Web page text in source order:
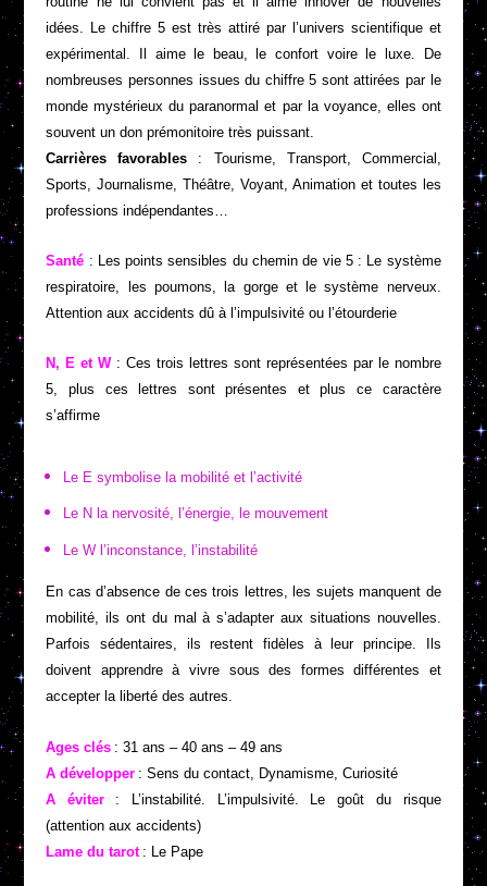
idées. Le chiffre 5 est très attiré par l’univers scientifique et
expérimental. Il aime le beau, le confort voire le luxe. De
nombreuses personnes issues du chiffre 5 sont attirées par le
monde mystérieux du paranormal et par la voyance, elles ont
souvent un don prémonitoire très puissant.
Carrières favorables : Tourisme, Transport, Commercial,
Sports, Journalisme, Théâtre, Voyant, Animation et toutes les
professions indépendantes…
Santé : Les points sensibles du chemin de vie 5 : Le système
respiratoire, les poumons, la gorge et le système nerveux.
Attention aux accidents dû à l’impulsivité ou l’étourderie
N, E et W : Ces trois lettres sont représentées par le nombre
5, plus ces lettres sont présentes et plus ce caractère
s’affirme
Le E symbolise la mobilité et l’activité
Le N la nervosité, l’énergie, le mouvement
Le W l’inconstance, l’instabilité
En cas d’absence de ces trois lettres, les sujets manquent de
mobilité, ils ont du mal à s’adapter aux situations nouvelles.
Parfois sédentaires, ils restent fidèles à leur principe. Ils
doivent apprendre à vivre sous des formes différentes et
accepter la liberté des autres.
Ages clés : 31 ans – 40 ans – 49 ans
A développer : Sens du contact, Dynamisme, Curiosité
A éviter
: L’instabilité. L’impulsivité. Le goût du risque
(attention aux accidents)
Lame du tarot : Le Pape